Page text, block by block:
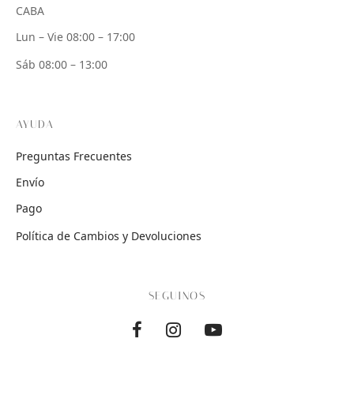
CABA
Lun – Vie 08:00 – 17:00
Sáb 08:00 – 13:00
AYUDA
Preguntas Frecuentes
Envío
Pago
Política de Cambios y Devoluciones
SEGUINOS